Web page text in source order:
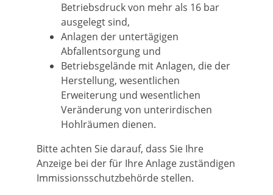
Betriebsdruck von mehr als 16 bar
ausgelegt sind,
Anlagen der untertägigen
Abfallentsorgung und
Betriebsgelände mit Anlagen, die der
Herstellung, wesentlichen
Erweiterung und wesentlichen
Veränderung von unterirdischen
Hohlräumen dienen.
Bitte achten Sie darauf, dass Sie Ihre
Anzeige bei der für Ihre Anlage zuständigen
Immissionsschutzbehörde stellen.